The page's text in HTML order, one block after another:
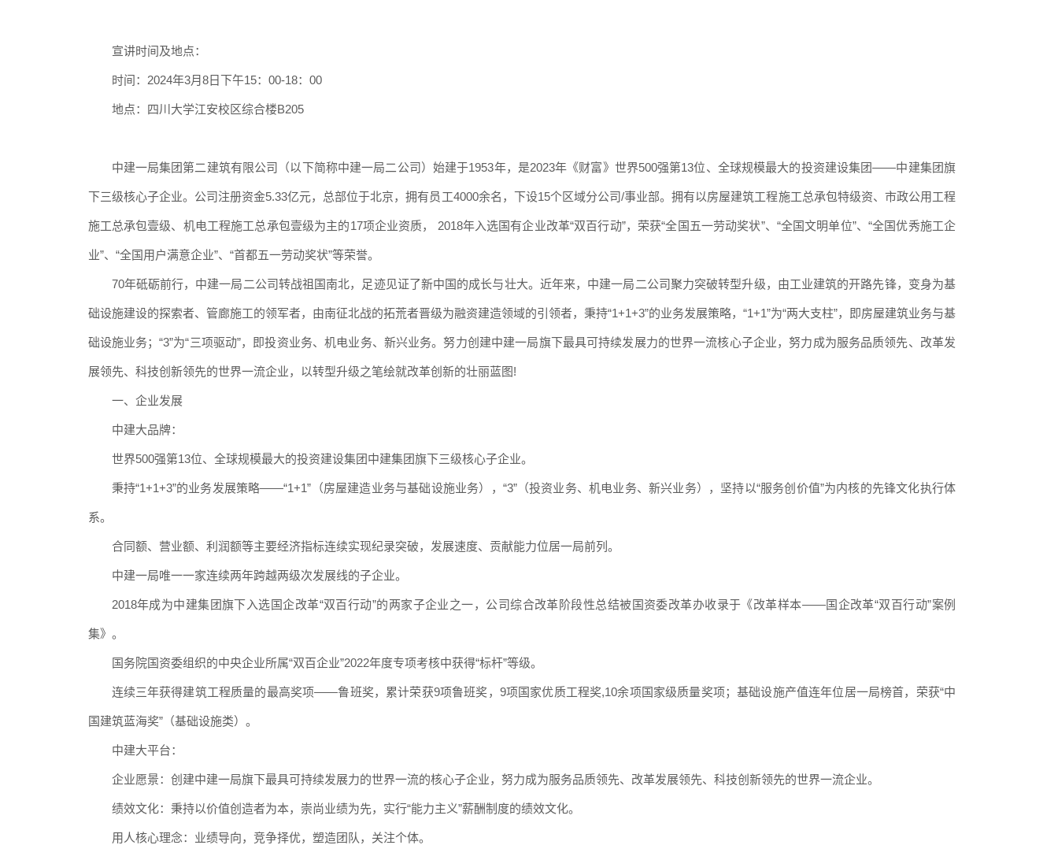
宣讲时间及地点：
时间： 2024年3月8日下午15：00-18：00
地点：四川大学江安校区综合楼B205
中建一局集团第二建筑有限公司（以下简称中建一局二公司）始建于1953年，是2023年《财富》世界500强第13位、全球规模最大的投资建设集团——中建集团旗
下三级核心子企业。公司注册资金5.33亿元，总部位于北京，拥有员工4000余名，下设15个区域分公司/事业部。拥有以房屋建筑工程施工总承包特级资、市政公用工程
施工总承包壹级、机电工程施工总承包壹级为主的17项企业资质， 2018年入选国有企业改革“双百行动”，荣获“全国五一劳动奖状”、“全国文明单位”、“全国优秀施工企
业”、“全国用户满意企业”、“首都五一劳动奖状”等荣誉。
70年砥砺前行，中建一局二公司转战祖国南北，足迹见证了新中国的成长与壮大。近年来，中建一局二公司聚力突破转型升级，由工业建筑的开路先锋，变身为基
础设施建设的探索者、管廊施工的领军者，由南征北战的拓荒者晋级为融资建造领域的引领者，秉持“1+1+3”的业务发展策略，“1+1”为“两大支柱”，即房屋建筑业务与基
础设施业务；“3”为“三项驱动”，即投资业务、机电业务、新兴业务。努力创建中建一局旗下最具可持续发展力的世界一流核心子企业，努力成为服务品质领先、改革发
展领先、科技创新领先的世界一流企业，以转型升级之笔绘就改革创新的壮丽蓝图!
一、企业发展
中建大品牌：
世界500强第13位、全球规模最大的投资建设集团中建集团旗下三级核心子企业。
秉持“1+1+3”的业务发展策略——“1+1”（房屋建造业务与基础设施业务），“3”（投资业务、机电业务、新兴业务），坚持以“服务创价值”为内核的先锋文化执行体
系。
合同额、营业额、利润额等主要经济指标连续实现纪录突破，发展速度、贡献能力位居一局前列。
中建一局唯一一家连续两年跨越两级次发展线的子企业。
2018年成为中建集团旗下入选国企改革“双百行动”的两家子企业之一，公司综合改革阶段性总结被国资委改革办收录于《改革样本——国企改革“双百行动”案例
集》。
国务院国资委组织的中央企业所属“双百企业”2022年度专项考核中获得“标杆”等级。
连续三年获得建筑工程质量的最高奖项——鲁班奖，累计荣获9项鲁班奖，9项国家优质工程奖,10余项国家级质量奖项；基础设施产值连年位居一局榜首，荣获“中
国建筑蓝海奖”（基础设施类）。
中建大平台：
企业愿景：创建中建一局旗下最具可持续发展力的世界一流的核心子企业，努力成为服务品质领先、改革发展领先、科技创新领先的世界一流企业。
绩效文化：秉持以价值创造者为本，崇尚业绩为先，实行“能力主义”薪酬制度的绩效文化。
用人核心理念：业绩导向，竞争择优，塑造团队，关注个体。